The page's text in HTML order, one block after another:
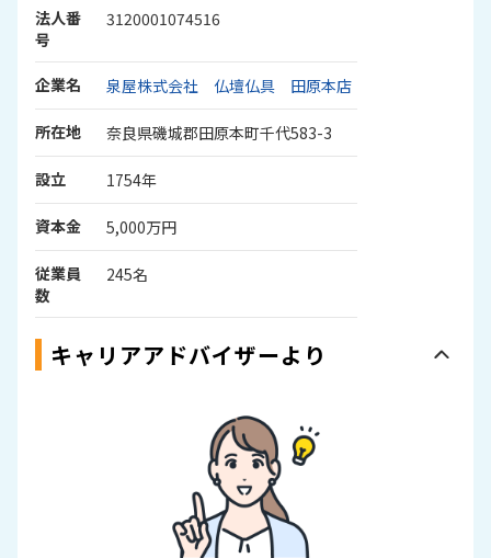
法人番
号
3120001074516
企業名 泉屋株式会社 仏壇仏具 田原本店
所在地 奈良県磯城郡田原本町千代583-3
設立 1754年
資本金 5,000万円
従業員
数
245名
キャリアアドバイザーより